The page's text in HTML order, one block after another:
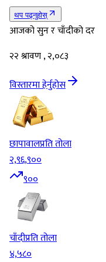
थप पढ्नुहोस्
आजको सुन र चाँदीको दर
२२ श्रावण , २,०८३
विस्तारमा हेर्नुहोस
छापावालप्रति तोला
२,९६,९००
९००
चाँदीप्रति तोला
४,५८०